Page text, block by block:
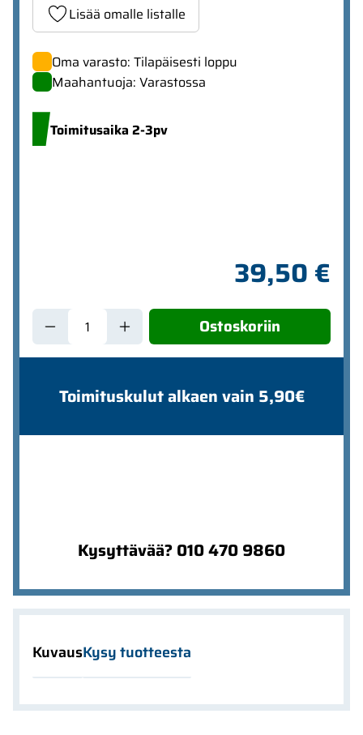
Lisää omalle listalle
Oma varasto: Tilapäisesti loppu
Maahantuoja: Varastossa
Toimitusaika 2-3pv
39,50 €
Ostoskoriin
Toimituskulut alkaen vain 5,90€
Kysyttävää? 010 470 9860
KuvausKysy tuotteesta